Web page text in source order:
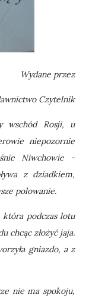
Wydane przez
Czytelnik
wschód Rosji, u
niepozornie
Niwchowie -
z dziadkiem,
polowanie.
podczas lotu
chcąc złożyć jaja.
gniazdo, a z
nie ma spokoju,